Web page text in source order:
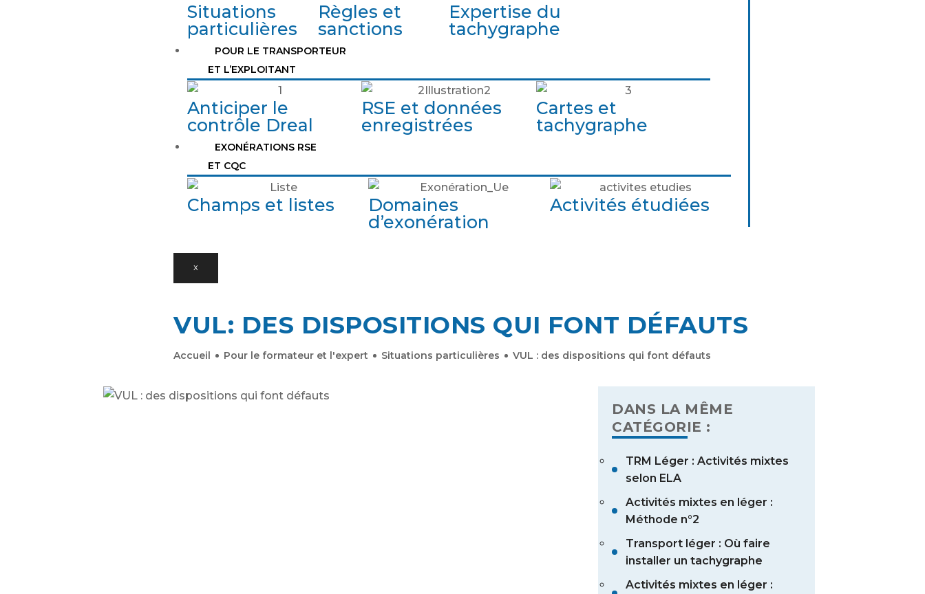
Situations
particulières
Règles et
sanctions
Expertise du
tachygraphe
POUR LE TRANSPORTEUR
ET L’EXPLOITANT
Anticiper le
contrôle Dreal
RSE et données
enregistrées
Cartes et
tachygraphe
EXONÉRATIONS RSE
ET CQC
Champs et listes
Domaines
d’exonération
Activités étudiées
X
VUL: DES DISPOSITIONS QUI FONT DÉFAUTS
Accueil Pour le formateur et l'expert Situations particulières VUL : des dispositions qui font défauts
Identifiant ou adresse de courriel
DANS LA MÊME
CATÉGORIE :
TRM Léger : Activités mixtes
selon ELA
Activités mixtes en léger :
Méthode n°2
Transport léger : Où faire
installer un tachygraphe
Activités mixtes en léger :